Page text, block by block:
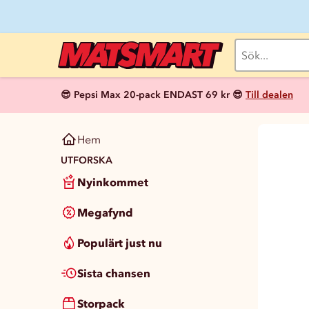
😎 Pepsi Max 20-pack ENDAST 69 kr 😎 Till dealen
Hem
UTFORSKA
Nyinkommet
Megafynd
Populärt just nu
Sista chansen
Storpack